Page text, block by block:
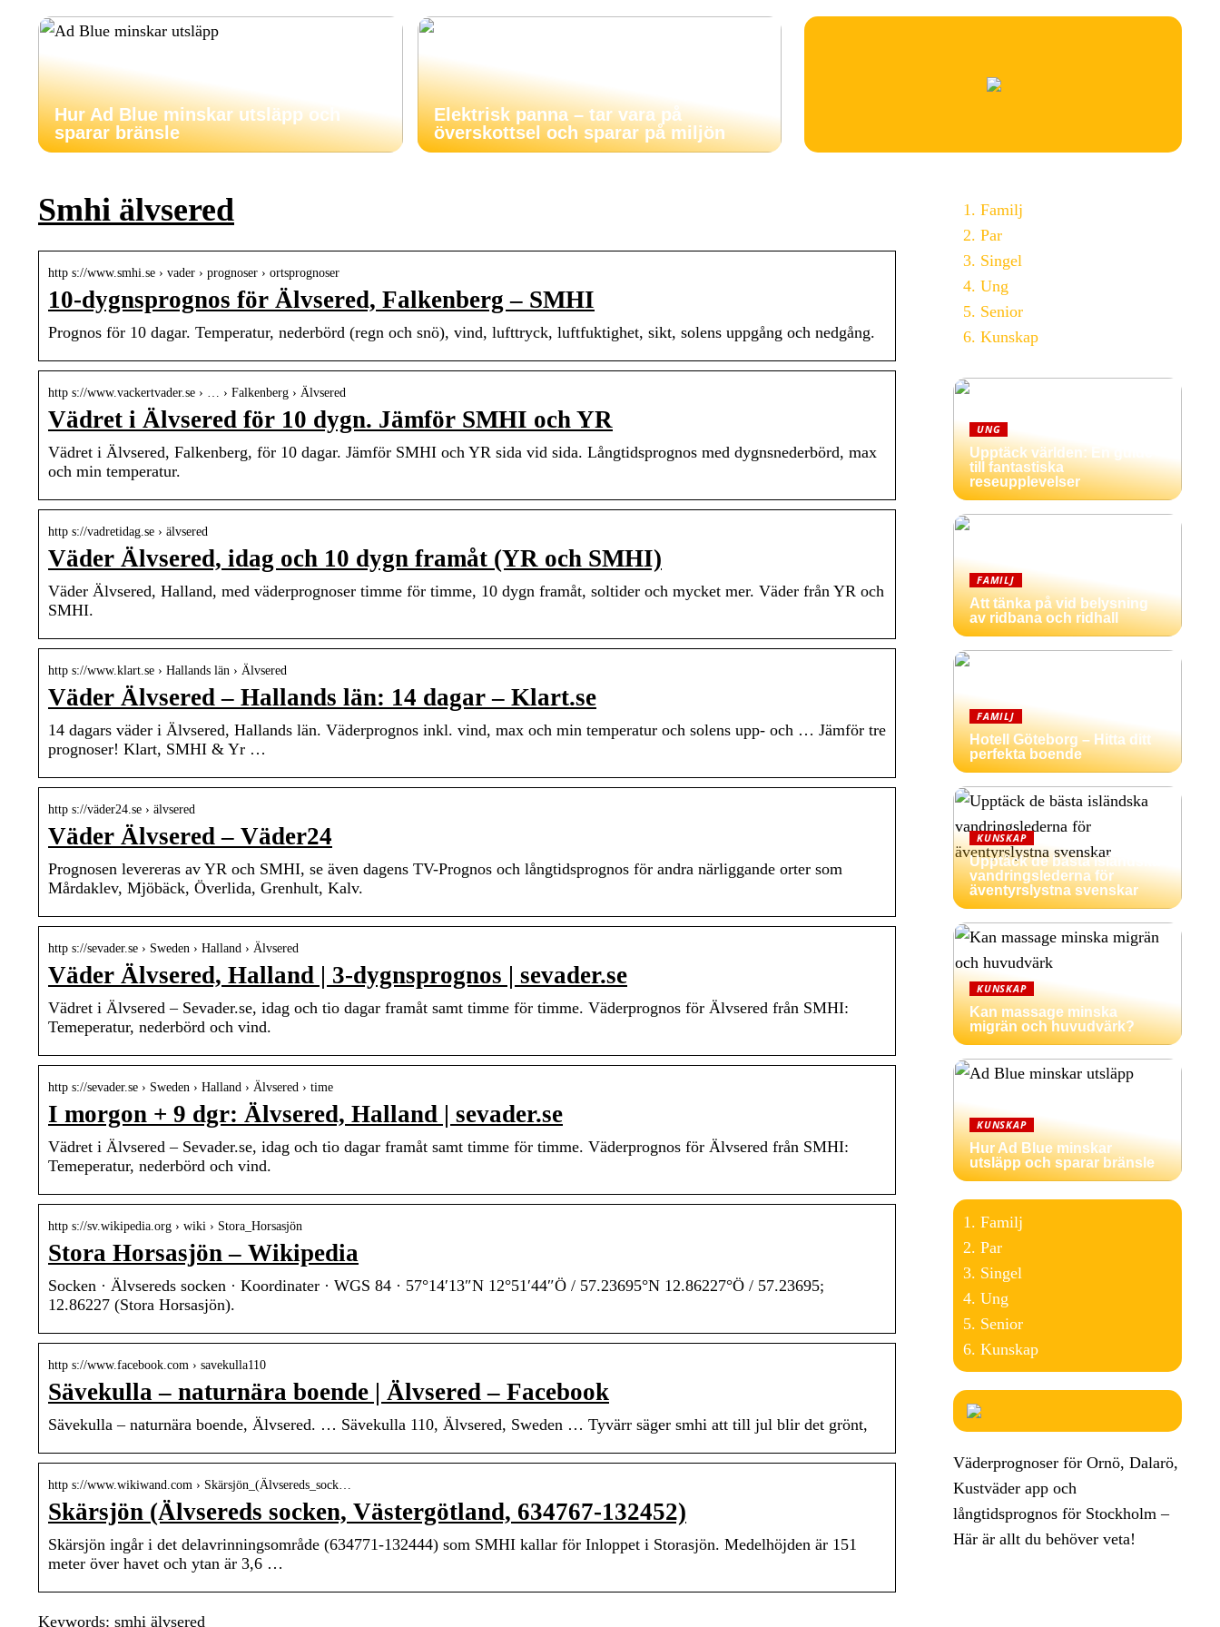
Hur Ad Blue minskar utsläpp och
sparar bränsle
Elektrisk panna – tar vara på
överskottsel och sparar på miljön
Smhi älvsered
http s://www.smhi.se › vader › prognoser › ortsprognoser
10-dygnsprognos för Älvsered, Falkenberg – SMHI
Prognos för 10 dagar. Temperatur, nederbörd (regn och snö), vind, lufttryck, luftfuktighet, sikt, solens uppgång och nedgång.
http s://www.vackertvader.se › … › Falkenberg › Älvsered
Vädret i Älvsered för 10 dygn. Jämför SMHI och YR
Vädret i Älvsered, Falkenberg, för 10 dagar. Jämför SMHI och YR sida vid sida. Långtidsprognos med dygnsnederbörd, max
och min temperatur.
http s://vadretidag.se › älvsered
Väder Älvsered, idag och 10 dygn framåt (YR och SMHI)
Väder Älvsered, Halland, med väderprognoser timme för timme, 10 dygn framåt, soltider och mycket mer. Väder från YR och
SMHI.
http s://www.klart.se › Hallands län › Älvsered
Väder Älvsered – Hallands län: 14 dagar – Klart.se
14 dagars väder i Älvsered, Hallands län. Väderprognos inkl. vind, max och min temperatur och solens upp- och … Jämför tre
prognoser! Klart, SMHI & Yr …
http s://väder24.se › älvsered
Väder Älvsered – Väder24
Prognosen levereras av YR och SMHI, se även dagens TV-Prognos och långtidsprognos för andra närliggande orter som
Mårdaklev, Mjöbäck, Överlida, Grenhult, Kalv.
http s://sevader.se › Sweden › Halland › Älvsered
Väder Älvsered, Halland | 3-dygnsprognos | sevader.se
Vädret i Älvsered – Sevader.se, idag och tio dagar framåt samt timme för timme. Väderprognos för Älvsered från SMHI:
Temeperatur, nederbörd och vind.
http s://sevader.se › Sweden › Halland › Älvsered › time
I morgon + 9 dgr: Älvsered, Halland | sevader.se
Vädret i Älvsered – Sevader.se, idag och tio dagar framåt samt timme för timme. Väderprognos för Älvsered från SMHI:
Temeperatur, nederbörd och vind.
http s://sv.wikipedia.org › wiki › Stora_Horsasjön
Stora Horsasjön – Wikipedia
Socken · Älvsereds socken · Koordinater · WGS 84 · 57°14′13″N 12°51′44″Ö / 57.23695°N 12.86227°Ö / 57.23695;
12.86227 (Stora Horsasjön).
http s://www.facebook.com › savekulla110
Sävekulla – naturnära boende | Älvsered – Facebook
Sävekulla – naturnära boende, Älvsered. … Sävekulla 110, Älvsered, Sweden … Tyvärr säger smhi att till jul blir det grönt,
http s://www.wikiwand.com › Skärsjön_(Älvsereds_sock…
Skärsjön (Älvsereds socken, Västergötland, 634767-132452)
Skärsjön ingår i det delavrinningsområde (634771-132444) som SMHI kallar för Inloppet i Storasjön. Medelhöjden är 151
meter över havet och ytan är 3,6 …
Keywords: smhi älvsered
Familj
Par
Singel
Ung
Senior
Kunskap
UNG
Upptäck världen: En guide
till fantastiska
reseupplevelser
FAMILJ
Att tänka på vid belysning
av ridbana och ridhall
FAMILJ
Hotell Göteborg – Hitta ditt
perfekta boende
KUNSKAP
Upptäck de bästa isländska
vandringslederna för
äventyrslystna svenskar
KUNSKAP
Kan massage minska
migrän och huvudvärk?
KUNSKAP
Hur Ad Blue minskar
utsläpp och sparar bränsle
Familj
Par
Singel
Ung
Senior
Kunskap
Väderprognoser för Ornö, Dalarö,
Kustväder app och
långtidsprognos för Stockholm –
Här är allt du behöver veta!